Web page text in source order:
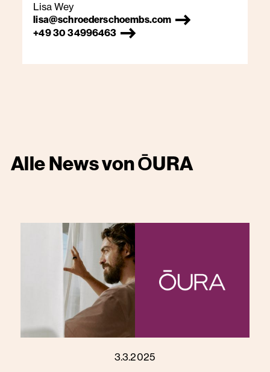
Lisa Wey
lisa@schroederschoembs.com
+49 30 34996463
Alle News vonŌURA
3.3.2025